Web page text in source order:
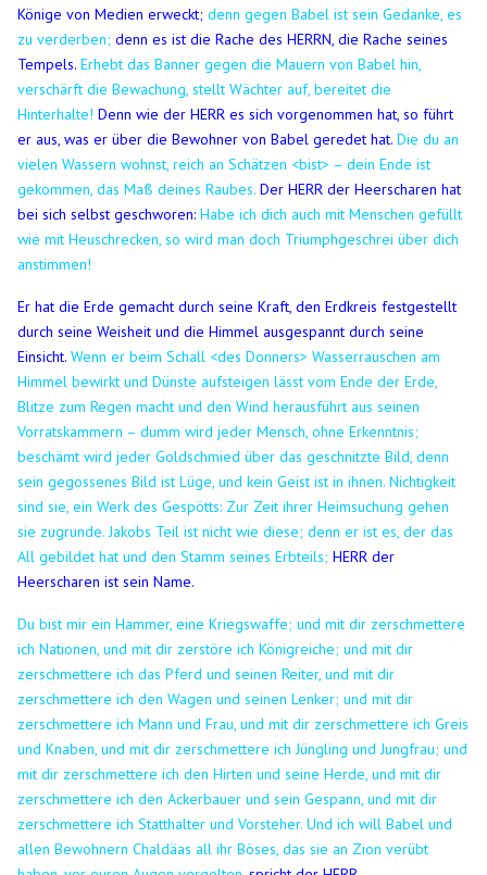
Könige von Medien erweckt; denn gegen Babel ist sein Gedanke, es
zu verderben;denn es ist die Rache des HERRN, die Rache seines
Tempels.Erhebt das Banner gegen die Mauern von Babel hin,
verschärft die Bewachung, stellt Wächter auf, bereitet die
Hinterhalte!Denn wie der HERR es sich vorgenommen hat, so führt
er aus, was er über die Bewohner von Babel geredet hat.Die du an
vielen Wassern wohnst, reich an Schätzen <bist> – dein Ende ist
gekommen, das Maß deines Raubes.Der HERR der Heerscharen hat
bei sich selbst geschworen: Habe ich dich auch mit Menschen gefüllt
wie mit Heuschrecken, so wird man doch Triumphgeschrei über dich
anstimmen!
Er hat die Erde gemacht durch seine Kraft, den Erdkreis festgestellt
durch seine Weisheit und die Himmel ausgespannt durch seine
Einsicht.Wenn er beim Schall <des Donners> Wasserrauschen am
Himmel bewirkt und Dünste aufsteigen lässt vom Ende der Erde,
Blitze zum Regen macht und den Wind herausführt aus seinen
Vorratskammern –dumm wird jeder Mensch, ohne Erkenntnis;
beschämt wird jeder Goldschmied über das geschnitzte Bild, denn
sein gegossenes Bild ist Lüge, und kein Geist ist in ihnen.Nichtigkeit
sind sie, ein Werk des Gespötts: Zur Zeit ihrer Heimsuchung gehen
sie zugrunde. Jakobs Teil ist nicht wie diese; denn er ist es, der das
All gebildet hat und den Stamm seines Erbteils;HERR der
Heerscharen ist sein Name.
Du bist mir ein Hammer, eine Kriegswaffe; und mit dir zerschmettere
ich Nationen, und mit dir zerstöre ich Königreiche;und mit dir
zerschmettere ich das Pferd und seinen Reiter, und mit dir
zerschmettere ich den Wagen und seinen Lenker;und mit dir
zerschmettere ich Mann und Frau, und mit dir zerschmettere ich Greis
und Knaben, und mit dir zerschmettere ich Jüngling und Jungfrau;und
mit dir zerschmettere ich den Hirten und seine Herde, und mit dir
zerschmettere ich den Ackerbauer und sein Gespann, und mit dir
zerschmettere ich Statthalter und Vorsteher.Und ich will Babel und
allen Bewohnern Chaldäas all ihr Böses, das sie an Zion verübt